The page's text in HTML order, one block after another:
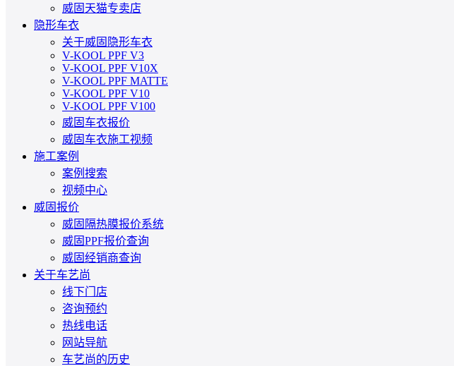
威固天猫专卖店
隐形车衣
关于威固隐形车衣
V-KOOL PPF V3
V-KOOL PPF V10X
V-KOOL PPF MATTE
V-KOOL PPF V10
V-KOOL PPF V100
威固车衣报价
威固车衣施工视频
施工案例
案例搜索
视频中心
威固报价
威固隔热膜报价系统
威固PPF报价查询
威固经销商查询
关于车艺尚
线下门店
咨询预约
热线电话
网站导航
车艺尚的历史